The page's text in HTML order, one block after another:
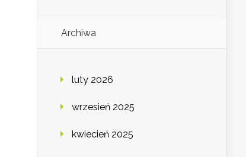
Archiwa
luty 2026
wrzesień 2025
kwiecień 2025